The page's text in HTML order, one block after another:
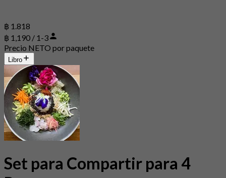
฿ 1.818
฿ 1,190 / 1-3
Precio NETO por paquete
Libro
Set para Compartir para 4